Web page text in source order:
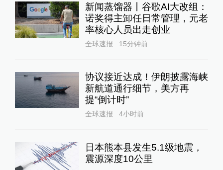
新闻蒸馏器丨谷歌AI大改组：
诺奖得主卸任日常管理，元老
率核心人员出走创业
全球速报 15分钟前
协议接近达成！伊朗披露海峡
新航道通行细节，美方再
提“倒计时”
全球速报 4小时前
日本熊本县发生5.1级地震，
震源深度10公里